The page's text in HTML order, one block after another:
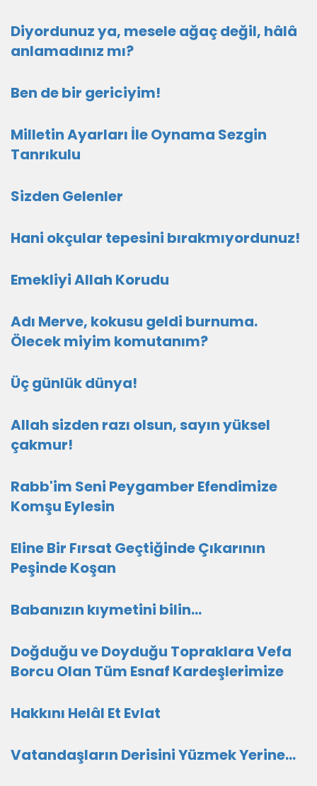
Diyordunuz ya, mesele ağaç değil, hâlâ
anlamadınız mı?
Ben de bir gericiyim!
Milletin Ayarları İle Oynama Sezgin
Tanrıkulu
Sizden Gelenler
Hani okçular tepesini bırakmıyordunuz!
Emekliyi Allah Korudu
Adı Merve, kokusu geldi burnuma.
Ölecek miyim komutanım?
Üç günlük dünya!
Allah sizden razı olsun, sayın yüksel
çakmur!
Rabb'im Seni Peygamber Efendimize
Komşu Eylesin
Eline Bir Fırsat Geçtiğinde Çıkarının
Peşinde Koşan
Babanızın kıymetini bilin...
Doğduğu ve Doyduğu Topraklara Vefa
Borcu Olan Tüm Esnaf Kardeşlerimize
Hakkını Helâl Et Evlat
Vatandaşların Derisini Yüzmek Yerine…